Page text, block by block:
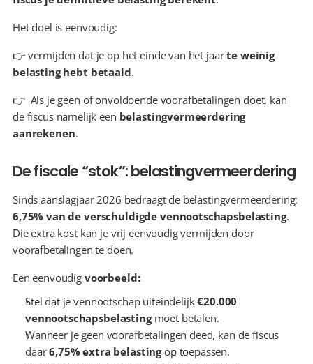
Het doel is eenvoudig:
👉 vermijden dat je op het einde van het jaar te weinig
belasting hebt betaald.
👉  Als je geen of onvoldoende voorafbetalingen doet, kan
de fiscus namelijk een belastingvermeerdering
aanrekenen.
De fiscale “stok”: belastingvermeerdering
6,75% van de verschuldigde vennootschapsbelasting.
Die extra kost kan je vrij eenvoudig vermijden door
voorafbetalingen te doen.
Een eenvoudig voorbeeld:
Stel dat je vennootschap uiteindelijk €20.000
vennootschapsbelasting moet betalen.
Wanneer je geen voorafbetalingen deed, kan de fiscus
daar 6,75% extra belasting op toepassen.